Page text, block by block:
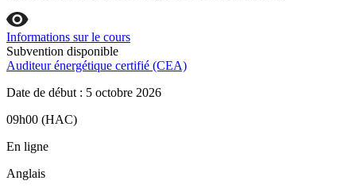
Informations sur le cours
Subvention disponible
Auditeur énergétique certifié (CEA)
Date de début : 5 octobre 2026
09h00 (HAC)
En ligne
Anglais